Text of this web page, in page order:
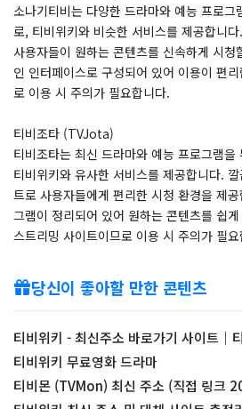
소나기티비는 다양한 드라마와 예능 프로
로, 티비위키와 비슷한 서비스를 제공합니
사용자들이 원하는 콘텐츠를 신속하게 시
인 인터페이스로 구성되어 있어 이용이 편
로 이용 시 주의가 필요합니다.
티비조타 (TVJota)
티비조타는 최신 드라마와 예능 프로그램
티비위키와 유사한 서비스를 제공합니다.
트로 사용자들에게 편리한 시청 환경을 제
그램이 정리되어 있어 원하는 콘텐츠를 쉽
스트리밍 사이트이므로 이용 시 주의가 필
당신이 좋아할 만한 콘텐츠
티비위키 - 최신주소 바로가기 사이트｜
티비위키 무료영화 드라마
티비몬 (TVMon) 최신 주소 (직접 링크